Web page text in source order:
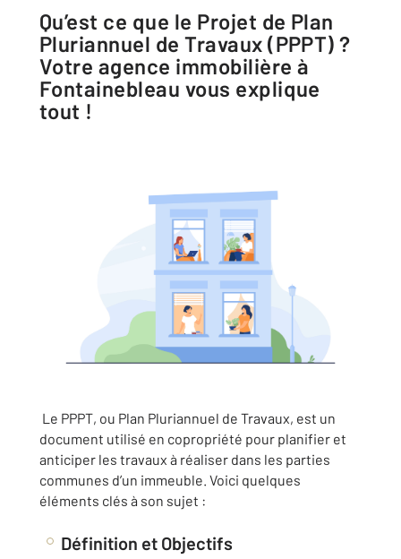
Qu’est ce que le Projet de Plan
Pluriannuel de Travaux (PPPT) ?
Votre agence immobilière à
Fontainebleau vous explique
tout !
Le PPPT, ou Plan Pluriannuel de Travaux, est un
document utilisé en copropriété pour planifier et
anticiper les travaux à réaliser dans les parties
communes d’un immeuble. Voici quelques
éléments clés à son sujet :
Définition et Objectifs